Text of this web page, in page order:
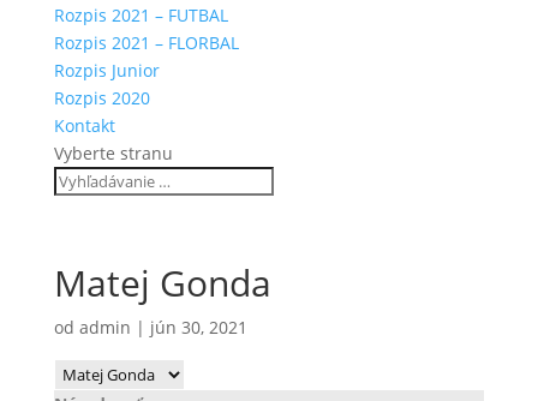
Rozpis 2021 – FUTBAL
Rozpis 2021 – FLORBAL
Rozpis Junior
Rozpis 2020
Kontakt
Vyberte stranu
Matej Gonda
od admin | jún 30, 2021